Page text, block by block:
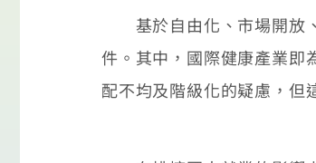
基於自由化、市場開放、
件。其中，國際健康產業即
配不均及階級化的疑慮，但